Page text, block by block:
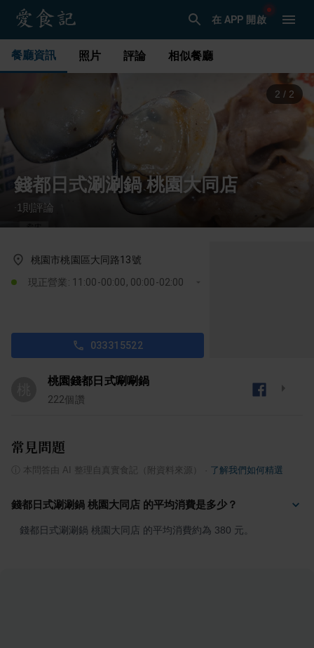
在 APP 開啟
餐廳資訊 照片 評論 相似餐廳
1 / 2
錢都日式涮涮鍋 桃園大同店
1 則評論
桃園市桃園區大同路13號
現正營業: 11:00-00:00, 00:00-02:00
033315522
桃園錢都日式唰唰鍋
222個讚
常見問題
本問答由 AI 整理自真實食記（附資料來源） 了解我們如何精選
錢都日式涮涮鍋 桃園大同店 的平均消費是多少？
錢都日式涮涮鍋 桃園大同店 的平均消費約為 380 元。